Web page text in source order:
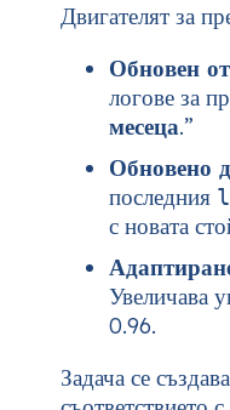
Двигателят за
Обновен
логове за
месеца.”
Обновено
последния
с новата
Увеличава
0.96.
Задача се